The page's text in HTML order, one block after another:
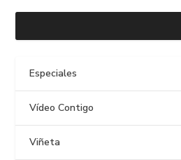
Especiales
Vídeo Contigo
Viñeta